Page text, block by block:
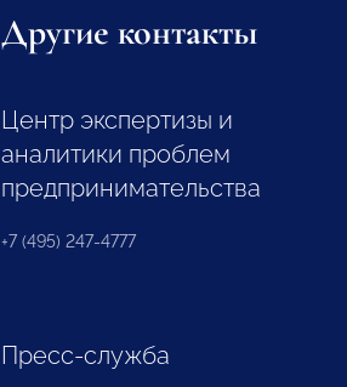
Другие контакты
Центр экспертизы и
аналитики проблем
предпринимательства
+7 (495) 247-4777
Пресс-служба